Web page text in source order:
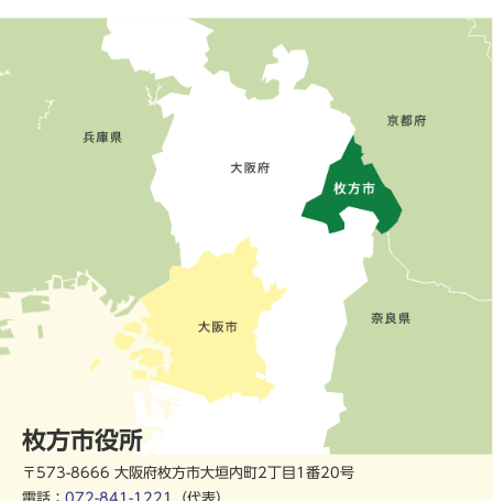
枚方市役所
〒573-8666 大阪府枚方市大垣内町2丁目1番20号